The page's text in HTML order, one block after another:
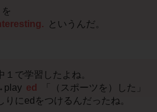
を
というんだ。
で学習したよね。
ed
「（スポーツを）した」
にedをつけるんだったね。